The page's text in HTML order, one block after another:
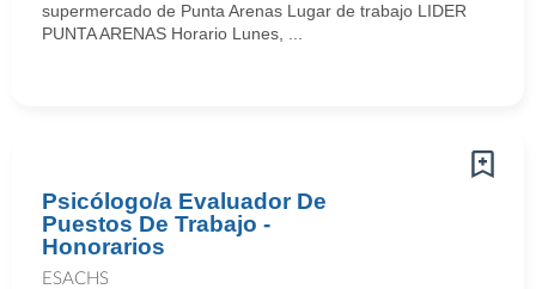
supermercado de Punta Arenas Lugar de trabajo LIDER
PUNTA ARENAS Horario Lunes, ...
Psicólogo/a Evaluador De
Puestos De Trabajo -
Honorarios
ESACHS